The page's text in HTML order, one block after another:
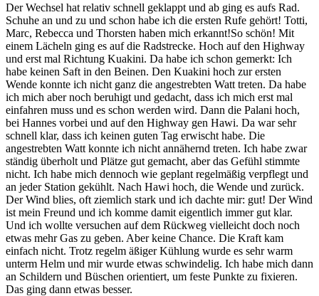
Der Wechsel hat relativ schnell geklappt und ab ging es aufs Rad.
Schuhe an und zu und schon habe ich die ersten Rufe gehört! Totti,
Marc, Rebecca und Thorsten haben mich erkannt!So schön! Mit
einem Lächeln ging es auf die Radstrecke. Hoch auf den Highway
und erst mal Richtung Kuakini. Da habe ich schon gemerkt: Ich
habe keinen Saft in den Beinen. Den Kuakini hoch zur ersten
Wende konnte ich nicht ganz die angestrebten Watt treten. Da habe
ich mich aber noch beruhigt und gedacht, dass ich mich erst mal
einfahren muss und es schon werden wird. Dann die Palani hoch,
bei Hannes vorbei und auf den Highway gen Hawi. Da war sehr
schnell klar, dass ich keinen guten Tag erwischt habe. Die
angestrebten Watt konnte ich nicht annähernd treten. Ich habe zwar
ständig überholt und Plätze gut gemacht, aber das Gefühl stimmte
nicht. Ich habe mich dennoch wie geplant regelmäßig verpflegt und
an jeder Station gekühlt. Nach Hawi hoch, die Wende und zurück.
Der Wind blies, oft ziemlich stark und ich dachte mir: gut! Der Wind
ist mein Freund und ich komme damit eigentlich immer gut klar.
Und ich wollte versuchen auf dem Rückweg vielleicht doch noch
etwas mehr Gas zu geben. Aber keine Chance. Die Kraft kam
einfach nicht. Trotz regelm äßiger Kühlung wurde es sehr warm
unterm Helm und mir wurde etwas schwindelig. Ich habe mich dann
an Schildern und Büschen orientiert, um feste Punkte zu fixieren.
Das ging dann etwas besser.